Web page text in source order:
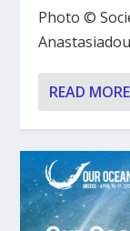
Photo ©
READ MORE